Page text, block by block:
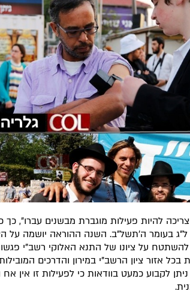
צריכה להיות פעילות מוגברת מבשנים עברו",
בעומר ה'תשל"ב. השנה ההוראה יושמה על
להשתטח על ציונו של התנא האלוקי רשב"י
בכל אזור ציון הרשב"י במירון והדרכים
ניתן לקבוע כמעט בוודאות כי לפעילות זו אין